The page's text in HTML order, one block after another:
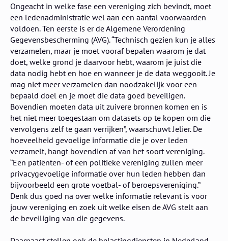
Ongeacht in welke fase een vereniging zich bevindt, moet
een ledenadministratie wel aan een aantal voorwaarden
voldoen. Ten eerste is er de Algemene Verordening
Gegevensbescherming (AVG). “Technisch gezien kun je alles
verzamelen, maar je moet vooraf bepalen waarom je dat
doet, welke grond je daarvoor hebt, waarom je juist die
data nodig hebt en hoe en wanneer je de data weggooit. Je
mag niet meer verzamelen dan noodzakelijk voor een
bepaald doel en je moet die data goed beveiligen.
Bovendien moeten data uit zuivere bronnen komen en is
het niet meer toegestaan om datasets op te kopen om die
vervolgens zelf te gaan verrijken”, waarschuwt Jelier. De
hoeveelheid gevoelige informatie die je over leden
verzamelt, hangt bovendien af van het soort vereniging.
“Een patiënten- of een politieke vereniging zullen meer
privacygevoelige informatie over hun leden hebben dan
bijvoorbeeld een grote voetbal- of beroepsvereniging.”
Denk dus goed na over welke informatie relevant is voor
jouw vereniging en zoek uit welke eisen de AVG stelt aan
de beveiliging van die gegevens.